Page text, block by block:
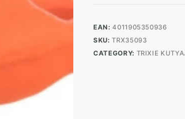
14cm
quantity
EAN:4011905350936
SKU:TRX35093
CATEGORY: TRIXIE